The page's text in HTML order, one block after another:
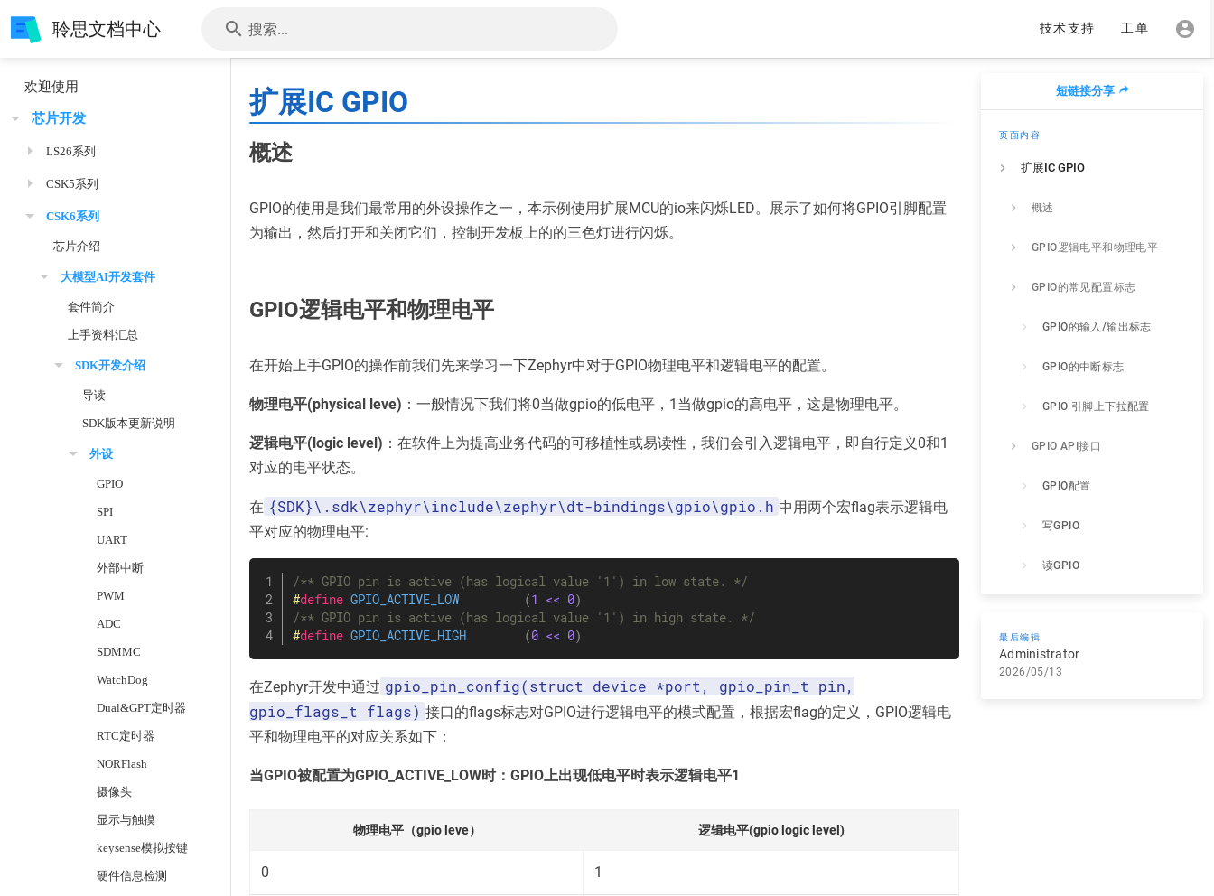
聆思文档中心 搜索... 技术支持 工单
欢迎使用
芯片开发
LS26系列
CSK5系列
CSK6系列
芯片介绍
大模型AI开发套件
套件简介
上手资料汇总
SDK开发介绍
导读
SDK版本更新说明
外设
GPIO
SPI
UART
外部中断
PWM
ADC
SDMMC
WatchDog
Dual&GPT定时器
RTC定时器
NORFlash
摄像头
显示与触摸
keysense模拟按键
硬件信息检测
短链接分享
页面内容
扩展IC GPIO
概述
GPIO逻辑电平和物理电平
GPIO的常见配置标志
GPIO的输入/输出标志
GPIO的中断标志
GPIO 引脚上下拉配置
GPIO API接口
GPIO配置
写GPIO
读GPIO
最后编辑
Administrator
2026/05/13
扩展IC GPIO
概述
GPIO的使用是我们最常用的外设操作之一，本示例使用扩展MCU的io来闪烁LED。展示了如何将GPIO引脚配置
为输出，然后打开和关闭它们，控制开发板上的的三色灯进行闪烁。
GPIO逻辑电平和物理电平
在开始上手GPIO的操作前我们先来学习一下Zephyr中对于GPIO物理电平和逻辑电平的配置。
物理电平(physical leve) ：一般情况下我们将0当做gpio的低电平，1当做gpio的高电平，这是物理电平。
逻辑电平(logic level) ：在软件上为提高业务代码的可移植性或易读性，我们会引入逻辑电平，即自行定义0和1
对应的电平状态。
在 {SDK}\.sdk\zephyr\include\zephyr\dt-bindings\gpio\gpio.h 中用两个宏flag表示逻辑电
平对应的物理电平:
/** GPIO pin is active (has logical value '1') in low state. */
#define GPIO_ACTIVE_LOW (1 << 0)
/** GPIO pin is active (has logical value '1') in high state. */
#define GPIO_ACTIVE_HIGH (0 << 0)
在Zephyr开发中通过 gpio_pin_config(struct device *port, gpio_pin_t pin,
gpio_flags_t flags) 接口的flags标志对GPIO进行逻辑电平的模式配置，根据宏flag的定义，GPIO逻辑电
平和物理电平的对应关系如下：
当GPIO被配置为GPIO_ACTIVE_LOW时：GPIO上出现低电平时表示逻辑电平1
物理电平（gpio leve） 逻辑电平(gpio logic level)
0 1